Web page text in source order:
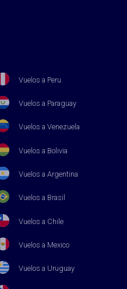
Vuelos a Peru
Vuelos a Paraguay
Vuelos a Venezuela
Vuelos a Bolivia
Vuelos a Argentina
Vuelos a Brasil
Vuelos a Chile
Vuelos a Mexico
Vuelos a Uruguay